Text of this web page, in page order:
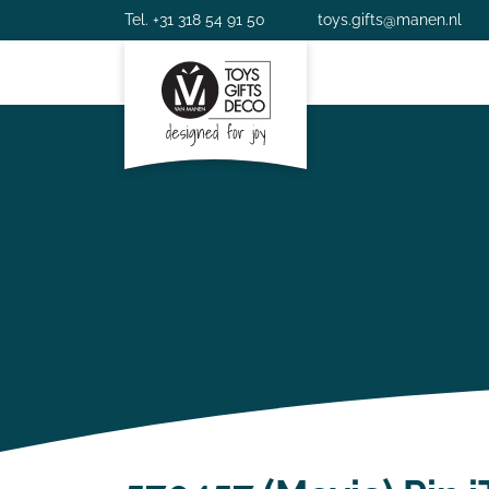
Tel. +31 318 54 91 50 toys.gifts@manen.nl